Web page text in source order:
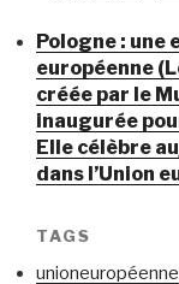
Pologne : une
européenne
créée par le
inaugurée
Elle célèbre
dans l’Union
TAGS
unioneuropéenne